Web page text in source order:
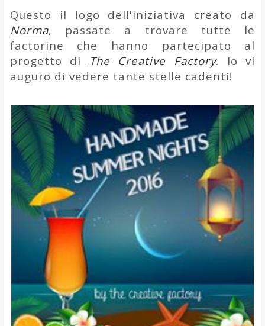
Questo il logo dell'iniziativa creato da
Norma, passate a trovare tutte le
factorine che hanno partecipato al
progetto di
The Creative Factory. Io vi
auguro di vedere tante stelle cadenti!